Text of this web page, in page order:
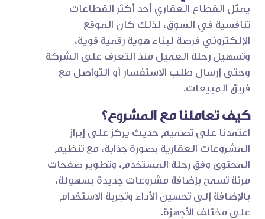
يمثل القطاع العقاري أحد أكثر القطاعات
تنافسية في السوق، لذلك كان الموقع
الإلكتروني فرصة لبناء هوية رقمية قوية،
وتسهيل رحلة العميل منذ التعرف على الشركة
وحتى إرسال طلب الاستفسار أو التواصل مع
فريق المبيعات.
كيف تعاملنا مع المشروع؟
اعتمدنا على تصميم حديث يركز على إبراز
المشروعات العقارية بصورة جذابة، مع تنظيم
المحتوى وفق رحلة المستخدم، وتطوير صفحات
مرنة تسمح بإضافة مشروعات جديدة بسهولة،
بالإضافة إلى تحسين الأداء وتجربة الاستخدام
على مختلف الأجهزة.